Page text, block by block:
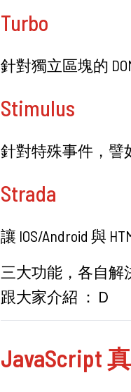
Turbo
針對獨立區塊的
Stimulus
針對特殊事件，譬
Strada
讓 IOS/Android 與
三大功能，各自解
跟大家介紹 ：Ｄ
JavaScript